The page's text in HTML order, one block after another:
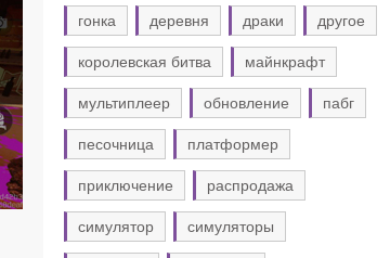
гонка деревня драки другое
королевская битва майнкрафт
мультиплеер обновление пабг
песочница платформер
приключение распродажа
симулятор симуляторы